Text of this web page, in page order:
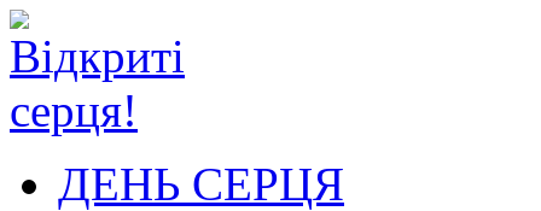
ДЕНЬ СЕРЦЯ